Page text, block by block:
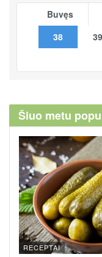
Buvęs
38
39
Šiuo metu
RECEPTAI